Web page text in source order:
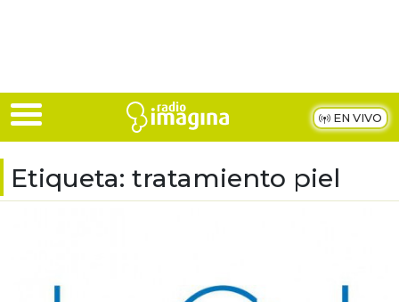
EN VIVO
Etiqueta: tratamiento piel